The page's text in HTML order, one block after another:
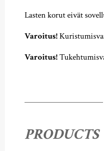
Lasten korut eivät
Varoitus!
Varoitus!
PRODUCTS